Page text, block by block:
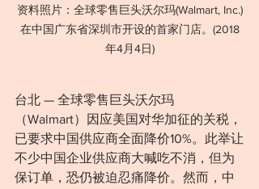
资料照片：全球零售巨头沃尔玛(Walmart, Inc.)
在中国广东省深圳市开设的首家门店。(2018
年4月4日)
台北 — 全球零售巨头沃尔玛
（Walmart）因应美国对华加征的关税，
已要求中国供应商全面降价10%。此举让
不少中国企业供应商大喊吃不消，但为
保订单，恐仍被迫忍痛降价。然而，中